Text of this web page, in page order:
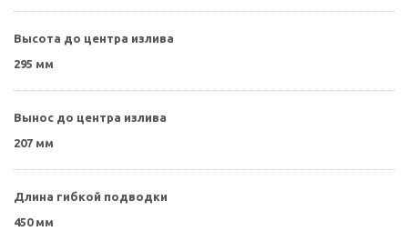
Высота до центра излива
295 мм
Вынос до центра излива
207 мм
Длина гибкой подводки
450 мм